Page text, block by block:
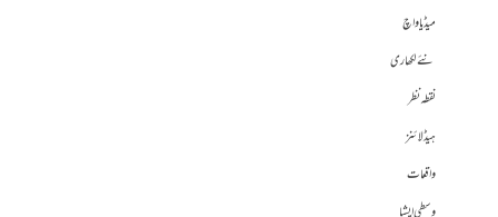
میڈیا واچ
نئے لکھاری
نقطہ نظر
ہیڈلائنز
واقعات